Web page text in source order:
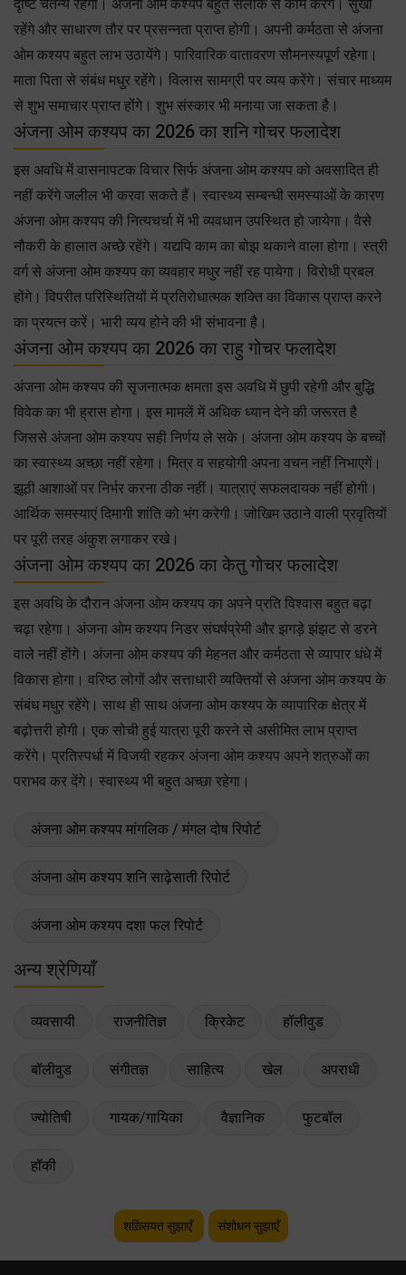
दृष्टि चैतन्य रहेगी। अंजना ओम कश्यप बहुत सलीके से काम करेंगे। सुखी
रहेंगे और साधारण तौर पर प्रसन्नता प्राप्त होगी। अपनी कर्मठता से अंजना
ओम कश्यप बहुत लाभ उठायेंगे। पारिवारिक वातावरण सौमनस्यपूर्ण रहेगा।
माता पिता से संबंध मधुर रहेंगे। विलास सामग्री पर व्यय करेंगे। संचार माध्यम
से शुभ समाचार प्राप्त होंगे। शुभ संस्कार भी मनाया जा सकता है।
अंजना ओम कश्यप का 2026 का शनि गोचर फलादेश
इस अवधि में वासनापटक विचार सिर्फ अंजना ओम कश्यप को अवसादित ही
नहीं करेंगे जलील भी करवा सकते हैं। स्वास्थ्य सम्बन्धी समस्याओं के कारण
अंजना ओम कश्यप की नित्यचर्चा में भी व्यवधान उपस्थित हो जायेगा। वैसे
नौकरी के हालात अच्छे रहेंगे। यद्यपि काम का बोझ थकाने वाला होगा। स्त्री
वर्ग से अंजना ओम कश्यप का व्यवहार मधुर नहीं रह पायेगा। विरोधी प्रबल
होंगे। विपरीत परिस्थितियों में प्रतिरोधात्मक शक्ति का विकास प्राप्त करने
का प्रयत्न करें। भारी व्यय होने की भी संभावना है।
अंजना ओम कश्यप का 2026 का राहु गोचर फलादेश
अंजना ओम कश्यप की सृजनात्मक क्षमता इस अवधि में छुपी रहेगी और बुद्धि
विवेक का भी ह्रास होगा। इस मामलें में अधिक ध्यान देने की जरूरत है
जिससे अंजना ओम कश्यप सही निर्णय ले सके। अंजना ओम कश्यप के बच्चों
का स्वास्थ्य अच्छा नहीं रहेगा। मित्र व सहयोगी अपना वचन नहीं निभाएगें।
झूठी आशाओं पर निर्भर करना ठीक नहीं। यात्राएं सफलदायक नहीं होगी।
आर्थिक समस्याएं दिमागी शांति को भंग करेगी। जोखिम उठाने वाली प्रवृतियों
पर पूरी तरह अंकुश लगाकर रखे।
अंजना ओम कश्यप का 2026 का केतु गोचर फलादेश
इस अवधि के दौरान अंजना ओम कश्यप का अपने प्रति विश्वास बहुत बढ़ा
चढ़ा रहेगा। अंजना ओम कश्यप निडर संघर्षप्रेमी और झगड़े झंझट से डरने
वाले नहीं होंगे। अंजना ओम कश्यप की मेहनत और कर्मठता से व्यापार धंधे में
विकास होगा। वरिष्ठ लोगों और सत्ताधारी व्यक्तियों से अंजना ओम कश्यप के
संबंध मधुर रहेंगे। साथ ही साथ अंजना ओम कश्यप के व्यापारिक क्षेत्र में
बढ़ोत्तरी होगी। एक सोची हुई यात्रा पूरी करने से असीमित लाभ प्राप्त
करेंगे। प्रतिस्पर्धा में विजयी रहकर अंजना ओम कश्यप अपने शत्रुओं का
पराभव कर देंगे। स्वास्थ्य भी बहुत अच्छा रहेगा।
अंजना ओम कश्यप मांगलिक / मंगल दोष रिपोर्ट
अंजना ओम कश्यप शनि साढ़ेसाती रिपोर्ट
अंजना ओम कश्यप दशा फल रिपोर्ट
अन्य श्रेणियाँ
व्यवसायी राजनीतिज्ञ क्रिकेट हॉलीवुड
बॉलीवुड संगीतज्ञ साहित्य खेल अपराधी
ज्योतिषी गायक/गायिका वैज्ञानिक फुटबॉल
हॉकी
शख़्सियत सुझाएँ संशोधन सुझाएँ